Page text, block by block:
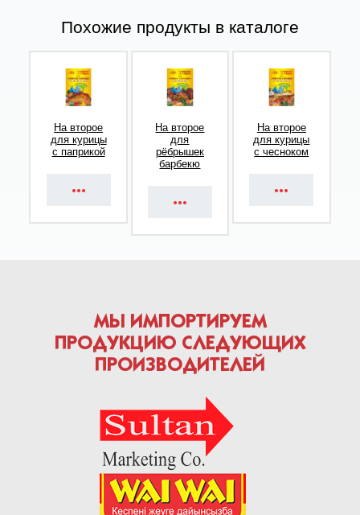
Похожие продукты в каталоге
На второе
для курицы
с паприкой
На второе
для
рёбрышек
барбекю
На второе
для курицы
с чесноком
МЫ ИМПОРТИРУЕМ
ПРОДУКЦИЮ СЛЕДУЮЩИХ
ПРОИЗВОДИТЕЛЕЙ